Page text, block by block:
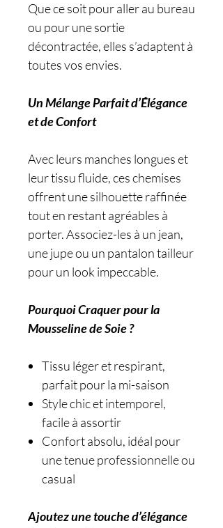
Que ce soit pour aller au bureau
ou pour une sortie
décontractée, elles s’adaptent à
toutes vos envies.
Un Mélange Parfait d’Élégance
et de Confort
Avec leurs manches longues et
leur tissu fluide, ces chemises
offrent une silhouette raffinée
tout en restant agréables à
porter. Associez-les à un jean,
une jupe ou un pantalon tailleur
pour un look impeccable.
Pourquoi Craquer pour la
Mousseline de Soie ?
Tissu léger et respirant,
parfait pour la mi-saison
Style chic et intemporel,
facile à assortir
Confort absolu, idéal pour
une tenue professionnelle ou
casual
Ajoutez une touche d’élégance